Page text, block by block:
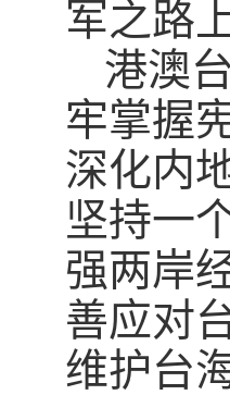
军之路
港澳
牢掌握
深化内
坚持一
强两岸
善应对
维护台